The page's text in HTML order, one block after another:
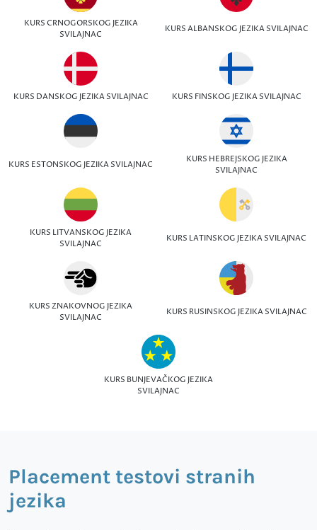
KURS CRNOGORSKOG JEZIKA
SVILAJNAC
KURS ALBANSKOG JEZIKA SVILAJNAC
KURS DANSKOG JEZIKA SVILAJNAC KURS FINSKOG JEZIKA SVILAJNAC
KURS ESTONSKOG JEZIKA SVILAJNAC
KURS HEBREJSKOG JEZIKA
SVILAJNAC
KURS LITVANSKOG JEZIKA
SVILAJNAC
KURS LATINSKOG JEZIKA SVILAJNAC
KURS ZNAKOVNOG JEZIKA
SVILAJNAC
KURS RUSINSKOG JEZIKA SVILAJNAC
KURS BUNJEVAČKOG JEZIKA
SVILAJNAC
Placement testovi stranih
jezika